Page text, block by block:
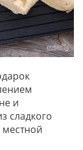
и
сладкого